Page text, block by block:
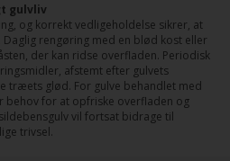
gulvliv
og korrekt vedligeholdelse sikrer, at
rengøring med en blød kost eller
der kan ridse overfladen. Periodisk
afstemt efter gulvets
træets glød. For gulve behandlet med
behov for at opfriske overfladen og
vil fortsat bidrage til
trivsel.